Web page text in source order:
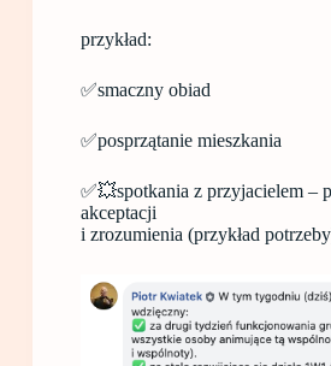
przykład:
✅smaczny obiad
✅posprzątanie mieszkania
✅💥spotkania z przyjacielem –
akceptacji
i zrozumienia (przykład